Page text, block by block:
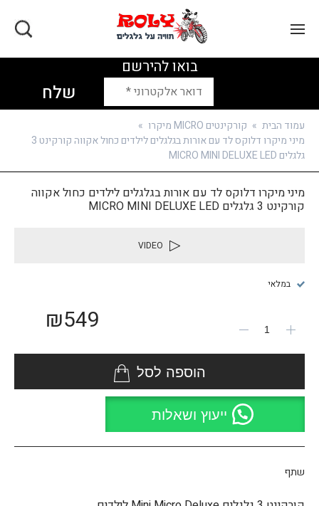
בואו להירשם
עמוד הבית » קורקינטים MICRO מיקרו
»
מיני מיקרו דלוקס לד עם אורות בגלגלים לילדים כחול אקווה קורקינט 3
גלגלים MICRO MINI DELUXE LED
מיני מיקרו דלוקס לד עם אורות בגלגלים לילדים כחול אקווה
קורקינט 3 גלגלים MICRO MINI DELUXE LED
במלאי
₪549
הוספה לסל
ייעוץ ושאלות
שתף